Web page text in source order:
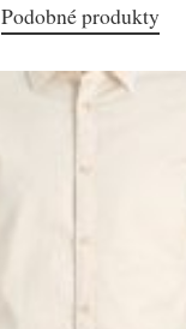
Podobné produkty